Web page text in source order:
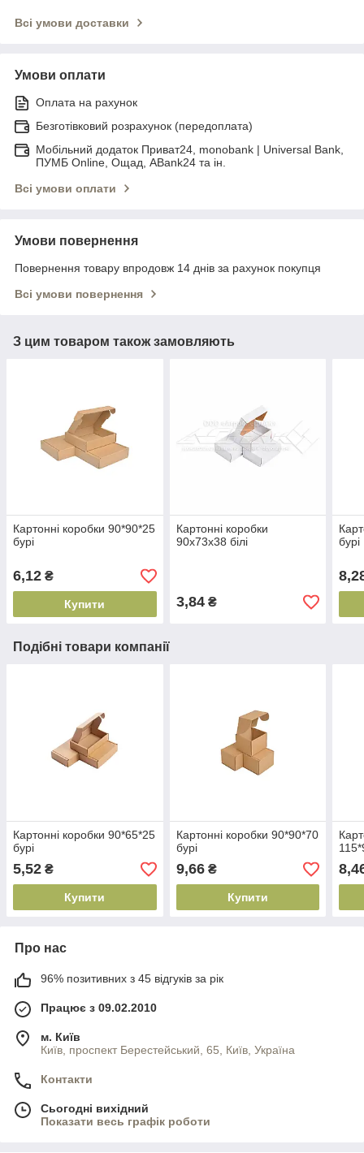
Всі умови доставки
Умови оплати
Оплата на рахунок
Безготівковий розрахунок (передоплата)
Мобільний додаток Приват24, monobank | Universal Bank,
ПУМБ Online, Ощад, ABank24 та ін.
Всі умови оплати
Умови повернення
Повернення товару впродовж 14 днів за рахунок покупця
Всі умови повернення
З цим товаром також замовляють
Картонні коробки 90*90*25
бурі
6,12 ₴
Купити
Картонні коробки
90х73х38 білі
3,84₴
бурі
Подібні товари компанії
Картонні коробки 90*65*25
бурі
5,52 ₴
Купити
Картонні коробки 90*90*70
бурі
9,66₴
Купити
Про нас
96% позитивних з 45 відгуків за рік
Працює з 09.02.2010
м. Київ
Київ, проспект Берестейський, 65, Київ, Україна
Контакти
Сьогодні вихідний
Показати весь графік роботи